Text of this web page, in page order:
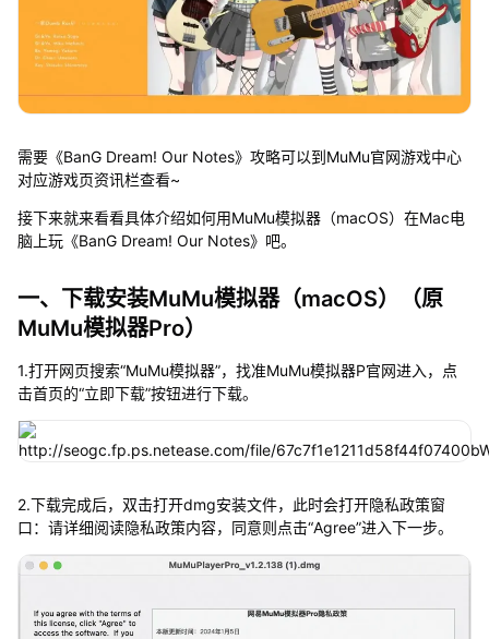
需要《BanG Dream! Our Notes》攻略可以到MuMu官网游戏中心
对应游戏页资讯栏查看~
接下来就来看看具体介绍如何用MuMu模拟器（macOS）在Mac电
脑上玩《BanG Dream! Our Notes》吧。
一、下载安装MuMu模拟器（macOS）（原
MuMu模拟器Pro）
1.打开网页搜索“MuMu模拟器”，找准MuMu模拟器P官网进入，点
击首页的“立即下载”按钮进行下载。
2.下载完成后，双击打开dmg安装文件，此时会打开隐私政策窗
口：请详细阅读隐私政策内容，同意则点击“Agree”进入下一步。